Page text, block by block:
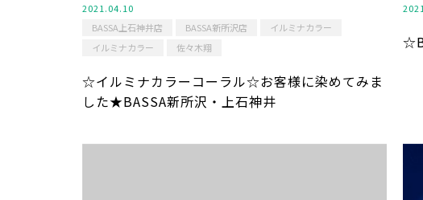
2021.04.10
BASSA上石神井店
BASSA新所沢店
イルミナカラー
イルミナカラー
佐々木翔
☆イルミナカラーコーラル☆お客様に染めてみま
した★BASSA新所沢・上石神井